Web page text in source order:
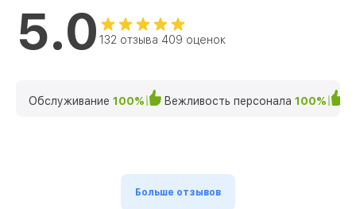
5.0 132 отзыва 409 оценок
Обслуживание 100% Вежливость персонала 100%
Больше отзывов